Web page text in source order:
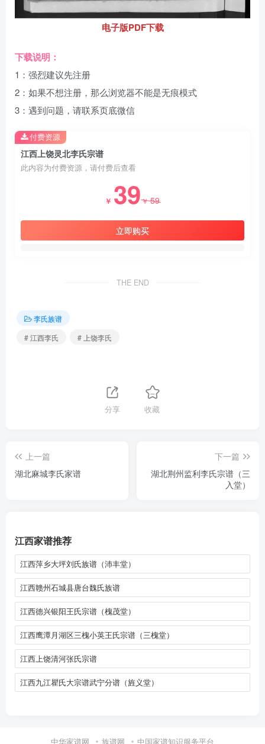
电子版PDF下载
下载说明：
1：强烈建议先注册
2：如果不想注册，那么浏览器不能是无痕模式
3：遇到问题，请联系页底微信
江西上饶灵北李氏宗谱
此内容为付费资源，请付费后查看
￥ 39￥59
立即购买
付费资源
THE END
李氏族谱
# 江西李氏
# 上饶李氏
分享 收藏
上一篇
湖北麻城李氏家谱
下一篇
湖北荆州监利李氏宗谱（三
入堂）
江西家谱推荐
江西萍乡大坪刘氏族谱（沛丰堂）
江西赣州石城县唐台魏氏族谱
江西德兴银阳王氏宗谱（槐茂堂）
江西鹰潭月湖区三槐小英王氏宗谱（三槐堂）
江西上饶清河张氏宗谱
江西九江瞿氏大宗谱武宁分谱（旌义堂）
中华家谱网 族谱网 中国家谱知识服务平台